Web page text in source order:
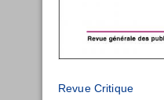
Revue Critique